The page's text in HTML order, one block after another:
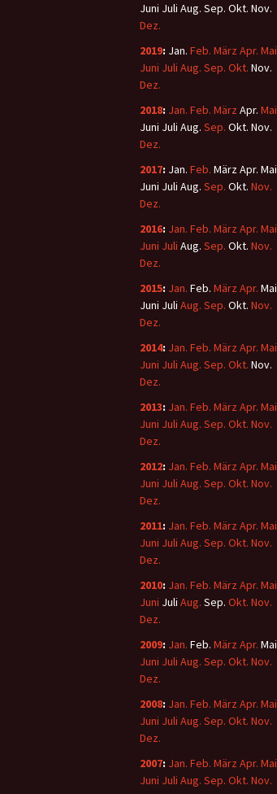
Juni Juli Aug. Sep. Okt. Nov.
Dez.
2019: Jan. Feb. März Apr. Mai
Juni Juli Aug. Sep. Okt. Nov.
Dez.
2018: Jan. Feb. März Apr. Mai
Juni Juli Aug. Sep. Okt. Nov.
Dez.
2017: Jan. Feb. MärzApr. Mai
Juni Juli Aug. Sep. Okt. Nov.
Dez.
2016: Jan. Feb. März Apr. Mai
Juni Juli Aug. Sep. Okt. Nov.
Dez.
2015: Jan. Feb. März Apr. Mai
Juni Juli Aug. Sep. Okt. Nov.
Dez.
2014: Jan. Feb. März Apr. Mai
Juni Juli Aug. Sep. Okt. Nov.
Dez.
2013: Jan. Feb. März Apr. Mai
Juni Juli Aug. Sep. Okt. Nov.
Dez.
2012: Jan. Feb. März Apr. Mai
Juni Juli Aug. Sep. Okt. Nov.
Dez.
2011: Jan. Feb. März Apr. Mai
Juni Juli Aug. Sep. Okt. Nov.
Dez.
2010: Jan. Feb. März Apr. Mai
Juni Juli Aug. Sep. Okt. Nov.
Dez.
2009: Jan. Feb. März Apr. Mai
Juni Juli Aug. Sep. Okt. Nov.
Dez.
2008: Jan. Feb. März Apr. Mai
Juni Juli Aug. Sep. Okt. Nov.
Dez.
2007: Jan. Feb. März Apr. Mai
Juni Juli Aug. Sep. Okt. Nov.